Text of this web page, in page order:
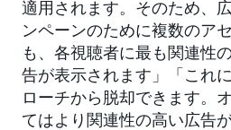
適用されます。そのため、
ンペーンのために複数のア
も、各視聴者に最も関連性
告が表示されます」「これ
ローチから脱却できます。
てはより関連性の高い広告